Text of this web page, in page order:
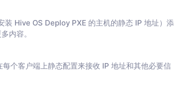
装 Hive OS Deploy PXE 的主机的静态 IP 地址）添
内容。
个客户端上静态配置来接收 IP 地址和其他必要信